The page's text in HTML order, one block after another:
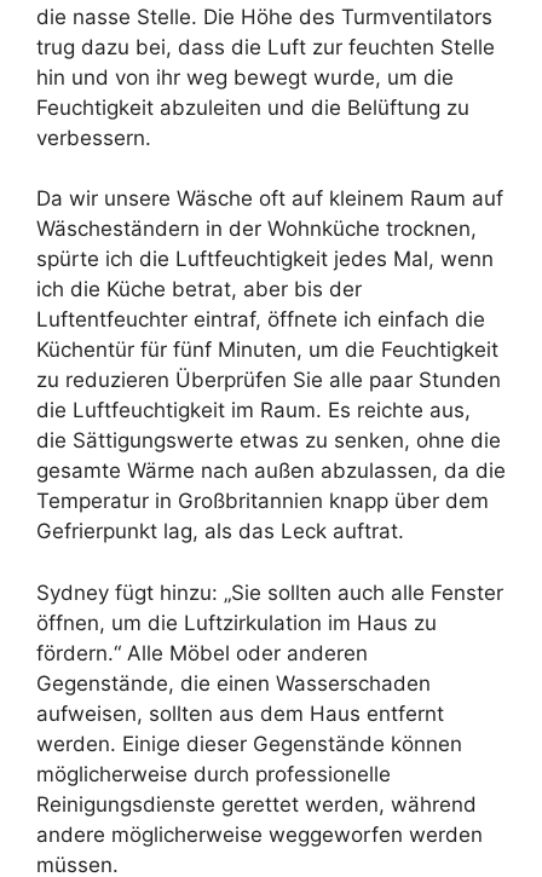
die nasse Stelle. Die Höhe des Turmventilators
trug dazu bei, dass die Luft zur feuchten Stelle
hin und von ihr weg bewegt wurde, um die
Feuchtigkeit abzuleiten und die Belüftung zu
verbessern.
Da wir unsere Wäsche oft auf kleinem Raum auf
Wäscheständern in der Wohnküche trocknen,
spürte ich die Luftfeuchtigkeit jedes Mal, wenn
ich die Küche betrat, aber bis der
Luftentfeuchter eintraf, öffnete ich einfach die
Küchentür für fünf Minuten, um die Feuchtigkeit
zu reduzieren Überprüfen Sie alle paar Stunden
die Luftfeuchtigkeit im Raum. Es reichte aus,
die Sättigungswerte etwas zu senken, ohne die
gesamte Wärme nach außen abzulassen, da die
Temperatur in Großbritannien knapp über dem
Gefrierpunkt lag, als das Leck auftrat.
Sydney fügt hinzu: „Sie sollten auch alle Fenster
öffnen, um die Luftzirkulation im Haus zu
fördern.“ Alle Möbel oder anderen
Gegenstände, die einen Wasserschaden
aufweisen, sollten aus dem Haus entfernt
werden. Einige dieser Gegenstände können
möglicherweise durch professionelle
Reinigungsdienste gerettet werden, während
andere möglicherweise weggeworfen werden
müssen.